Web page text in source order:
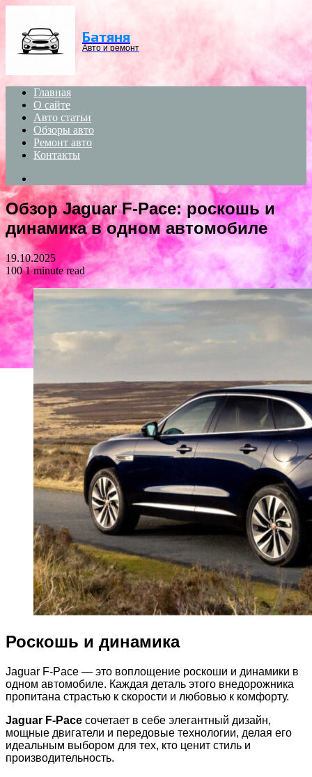
Батяня
Авто и ремонт
Главная
О сайте
Авто статьи
Обзоры авто
Ремонт авто
Контакты
for
Обзор Jaguar F-Pace: роскошь и
динамика в одном автомобиле
19.10.2025
1001 minute read
Роскошь и динамика
Jaguar F-Pace — это воплощение роскоши и динамики в
одном автомобиле. Каждая деталь этого внедорожника
пропитана страстью к скорости и любовью к комфорту.
Jaguar F-Pace сочетает в себе элегантный дизайн,
мощные двигатели и передовые технологии, делая его
идеальным выбором для тех, кто ценит стиль и
производительность.